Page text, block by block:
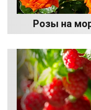
Розы на